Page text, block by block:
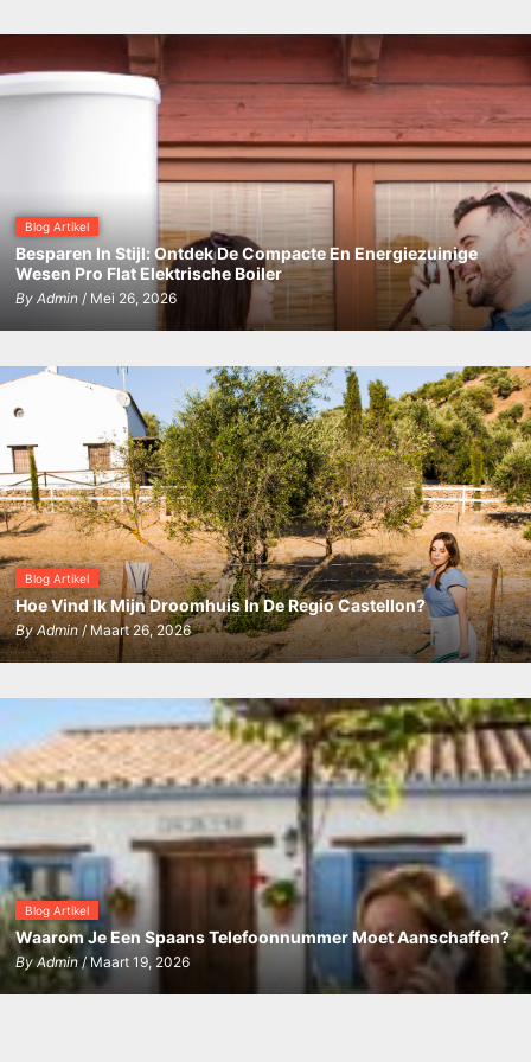
Blog Artikel
Besparen In Stijl: Ontdek De Compacte En Energiezuinige
Wesen Pro Flat Elektrische Boiler
By Admin/ Mei 26, 2026
Blog Artikel
Hoe Vind Ik Mijn Droomhuis In De Regio Castellon?
ByAdmin/ Maart 26, 2026
Blog Artikel
Waarom Je Een Spaans Telefoonnummer Moet Aanschaffen?
By Admin/ Maart 19, 2026